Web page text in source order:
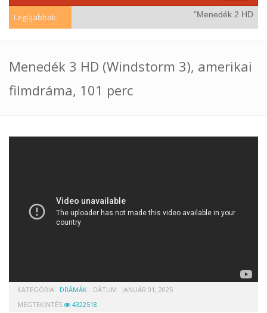
Legújabbak: "Menedék 2 HD
Menedék 3 HD (Windstorm 3), amerikai
filmdráma, 101 perc
KATEGÓRIA: DRÁMÁK DÁTUM: JANUÁR 01, 2025
MEGTEKINTÉS:
4322518